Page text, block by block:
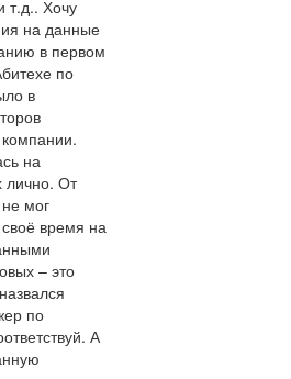
т.д.. Хочу
на данные
в первом
по
в
на
лично. От
мог
время на
– это
по
А